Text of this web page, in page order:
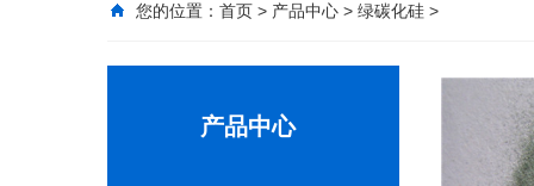
您的位置： 首页 > 产品中心 > 绿碳化硅 >
产品中心